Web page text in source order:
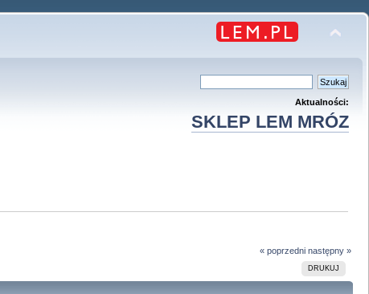
Aktualności:
SKLEP LEM MRÓZ
« poprzedni następny »
DRUKUJ